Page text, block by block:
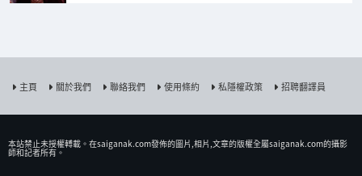
主頁 關於我們 聯絡我們 使用條約 私隱權政策 招聘翻譯員
本站禁止未授權𨍭載。在saiganak.com發佈的圖片,相片,文章的版權全屬saiganak.com的攝影
師和記者所有。